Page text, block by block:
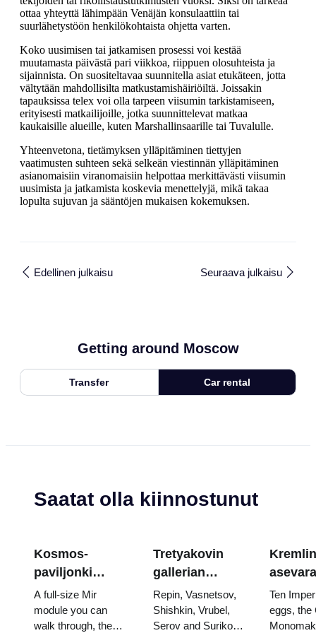
ottaa yhteyttä lähimpään Venäjän konsulaattiin tai
suurlähetystöön henkilökohtaista ohjetta varten.
Koko uusimisen tai jatkamisen prosessi voi kestää
muutamasta päivästä pari viikkoa, riippuen olosuhteista ja
sijainnista. On suositeltavaa suunnitella asiat etukäteen, jotta
vältytään mahdollisilta matkustamishäiriöiltä. Joissakin
tapauksissa telex voi olla tarpeen viisumin tarkistamiseen,
erityisesti matkailijoille, jotka suunnittelevat matkaa
kaukaisille alueille, kuten Marshallinsaarille tai Tuvalulle.
Yhteenvetona, tietämyksen ylläpitäminen tiettyjen
vaatimusten suhteen sekä selkeän viestinnän ylläpitäminen
asianomaisiin viranomaisiin helpottaa merkittävästi viisumin
uusimista ja jatkamista koskevia menettelyjä, mikä takaa
lopulta sujuvan ja sääntöjen mukaisen kokemuksen.
Edellinen julkaisu Seuraava julkaisu
Getting around Moscow
Transfer Car rental
Saatat olla kiinnostunut
Kosmos-
paviljonki
VDNKh:ssa:
Venäjän suurin
avaruusnäyttely
A full-size Mir
module you can
walk through, the
Tretyakovin
gallerian
mestariteokset:
Maalaukset,
joiden takia
Repin, Vasnetsov,
Shishkin, Vrubel,
Serov and Surikov
munat,
Ten
eggs, the